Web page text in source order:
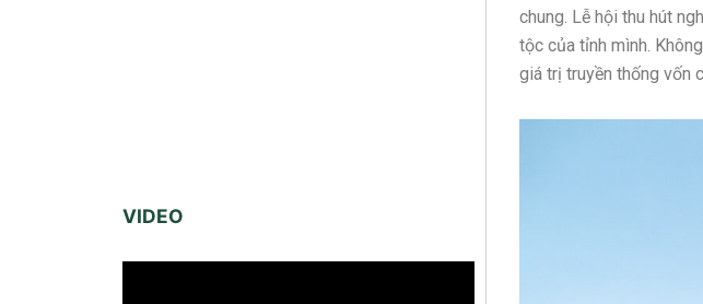
VIDEO
chung. Lễ hội thu hút
tộc của tỉnh mình.
giá trị truyền thống vốn